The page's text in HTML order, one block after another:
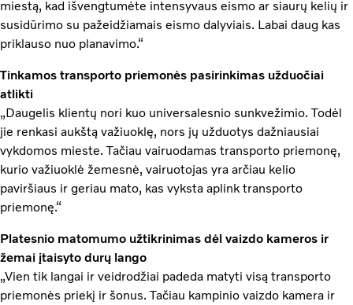
miestą, kad išvengtumėte intensyvaus eismo ar siaurų kelių ir
susidūrimo su pažeidžiamais eismo dalyviais. Labai daug kas
priklauso nuo planavimo.“
Tinkamos transporto priemonės pasirinkimas užduočiai
atlikti
„Daugelis klientų nori kuo universalesnio sunkvežimio. Todėl
jie renkasi aukštą važiuoklę, nors jų užduotys dažniausiai
vykdomos mieste. Tačiau vairuodamas transporto priemonę,
kurio važiuoklė žemesnė, vairuotojas yra arčiau kelio
paviršiaus ir geriau mato, kas vyksta aplink transporto
priemonę.“
Platesnio matomumo užtikrinimas dėl vaizdo kameros ir
žemai įtaisyto durų lango
„Vien tik langai ir veidrodžiai padeda matyti visą transporto
priemonės priekį ir šonus. Tačiau kampinio vaizdo kamera ir